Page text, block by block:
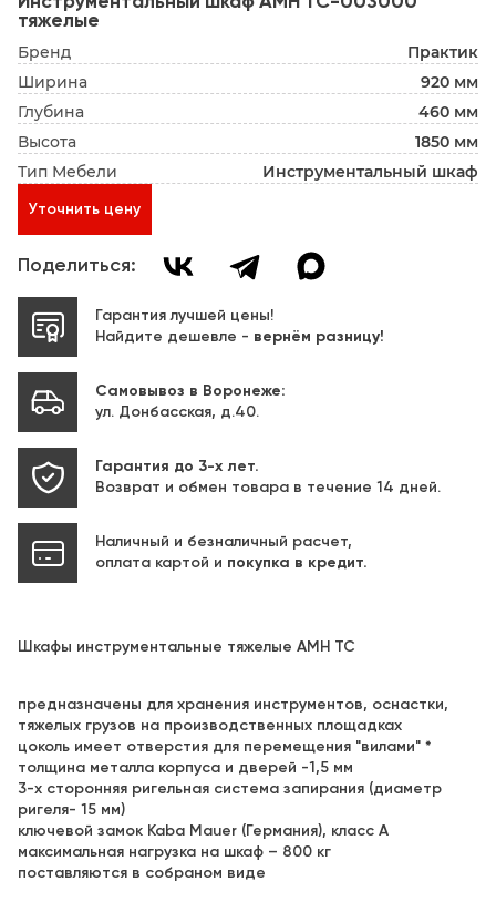
тяжелые
Бренд
Практик
Ширина
920 мм
Глубина
460 мм
Высота
1850 мм
Тип Мебели
Инструментальный шкаф
Уточнить цену
Поделиться:
Гарантия лучшей цены!
Найдите дешевле - вернём разницу!
Самовывоз в Воронеже:
ул. Донбасская, д.40.
Гарантия до 3-х лет.
Возврат и обмен товара в течение 14 дней.
Наличный и безналичный расчет,
оплата картой и покупка в кредит.
Шкафы инструментальные тяжелые AMH TC
предназначены для хранения инструментов, оснастки,
тяжелых грузов на производственных площадках
цоколь имеет отверстия для перемещения "вилами" *
толщина металла корпуса и дверей -1,5 мм
3-х сторонняя ригельная система запирания (диаметр
ригеля- 15 мм)
ключевой замок Kaba Mauer (Германия), класс A
максимальная нагрузка на шкаф – 800 кг
поставляются в собраном виде